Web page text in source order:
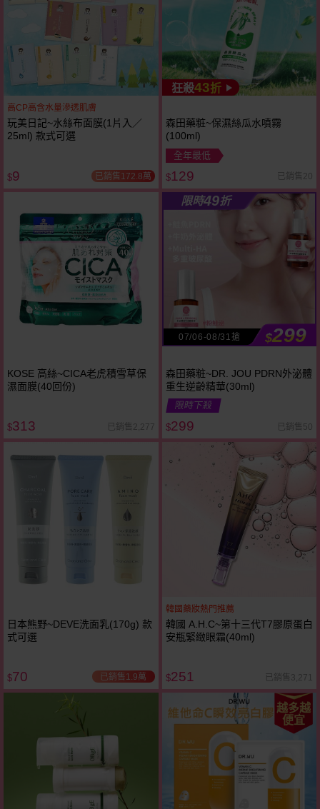
高CP高含水量滲透肌膚
玩美日記~水絲布面膜(1片入／
25ml) 款式可選
$9 已銷售172.8萬
狂殺43折
森田藥粧~保濕絲瓜水噴霧
(100ml)
全年最低
$129 已銷售20
KOSE 高絲~CICA老虎積雪草保
濕面膜(40回份)
$313 已銷售2,277
限時49折
07/06-08/31搶 $299
森田藥粧~DR. JOU PDRN外泌體
重生逆齡精華(30ml)
限時下殺
$299 已銷售50
日本熊野~DEVE洗面乳(170g) 款
式可選
$70 已銷售1.9萬
韓國藥妝熱門推薦
韓國 A.H.C~第十三代T7膠原蛋白
安瓶緊緻眼霜(40ml)
$251 已銷售3,271
越多越
便宜